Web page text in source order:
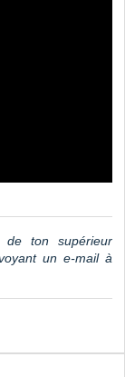
de ton supérieur
un e-mail à